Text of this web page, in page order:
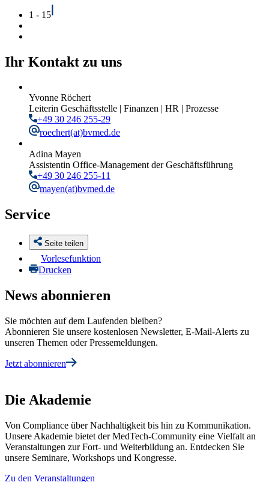
1 - 15
Ihr Kontakt zu uns
Yvonne Röchert
Leiterin Geschäftsstelle | Finanzen | HR | Prozesse
+49 30 246 255-29
roechert(at)bvmed.de
Adina Mayen
Assistentin Office-Management der Geschäftsführung
+49 30 246 255-11
mayen(at)bvmed.de
Service
Seite teilen
Vorlesefunktion
Drucken
News abonnieren
Sie möchten auf dem Laufenden bleiben?
Abonnieren Sie unsere kostenlosen Newsletter, E-Mail-Alerts zu
unseren Themen oder Pressemeldungen.
Jetzt abonnieren
Die Akademie
Von Compliance über Nachhaltigkeit bis hin zu Kommunikation.
Unsere Akademie bietet der MedTech-Community eine Vielfalt an
Veranstaltungen zur Fort- und Weiterbildung an. Entdecken Sie
unsere Seminare, Workshops und Kongresse.
Zu den Veranstaltungen